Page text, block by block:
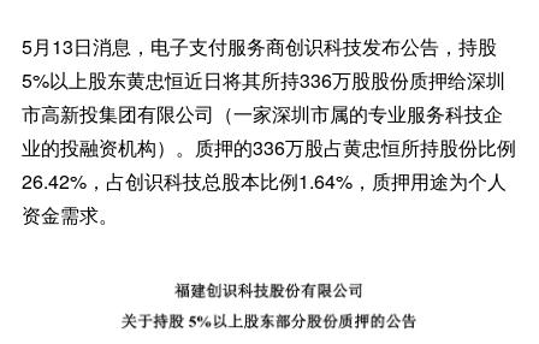
5月13日消息，电子支付服务商创识科技发布公告，持股
5%以上股东黄忠恒近日将其所持336万股股份质押给深圳
市高新投集团有限公司（一家深圳市属的专业服务科技企
业的投融资机构）。质押的336万股占黄忠恒所持股份比例
26.42%，占创识科技总股本比例1.64%，质押用途为个人
资金需求。